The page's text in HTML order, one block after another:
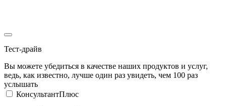
Тест-драйв
Вы можете убедиться в качестве наших продуктов и услуг,
ведь, как известно, лучше один раз увидеть, чем 100 раз
услышать
КонсультантПлюс